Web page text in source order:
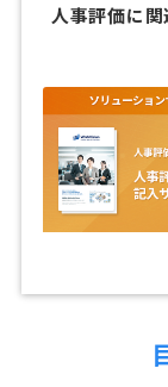
人事評価に